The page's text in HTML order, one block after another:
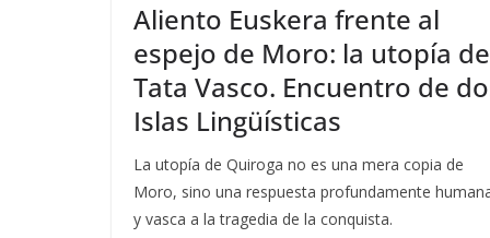
Aliento Euskera frente al
espejo de Moro: la utopía
Tata Vasco. Encuentro de
Islas Lingüísticas
La utopía de Quiroga no es una mera copia de
Moro, sino una respuesta profundamente
y vasca a la tragedia de la conquista.